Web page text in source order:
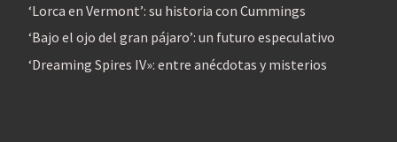
‘Lorca en Vermont’: su historia con Cummings
‘Bajo el ojo del gran pájaro’: un futuro especulativo
‘Dreaming Spires IV»: entre anécdotas y misterios